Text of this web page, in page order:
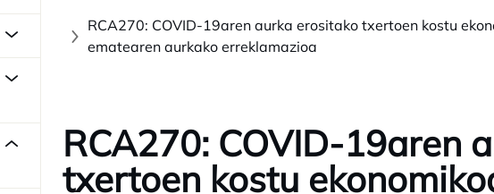
RCA270: COVID-19aren aurka erositako txertoen kostu
ematearen aurkako erreklamazioa
RCA270: COVID-19aren
txertoen kostu